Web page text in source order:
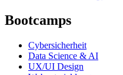
Bootcamps
Cybersicherheit
Data Science & AI
UX/UI Design